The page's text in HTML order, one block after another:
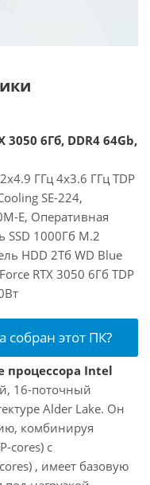
6Гб, DDR4 64Gb,
ГГц 4x3.6 ГГц TDP
SE-224,
E, Оперативная
SSD 1000Гб M.2
HDD 2Тб WD Blue
RTX 3050 6Гб TDP
собран этот ПК?
процессора Intel
16-поточный
Alder Lake. Он
комбинируя
cores) с
, имеет базовую